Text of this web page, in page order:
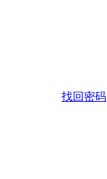
找回密码